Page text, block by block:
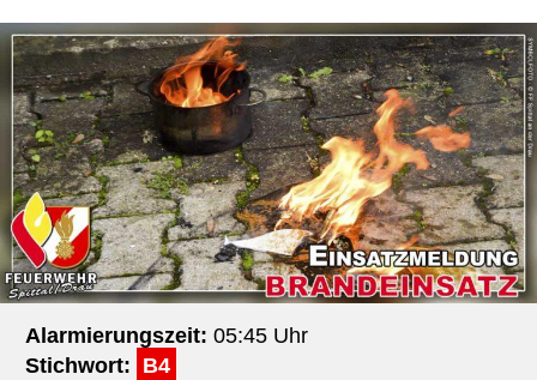
Alarmierungszeit: 05:45 Uhr
Stichwort: B4